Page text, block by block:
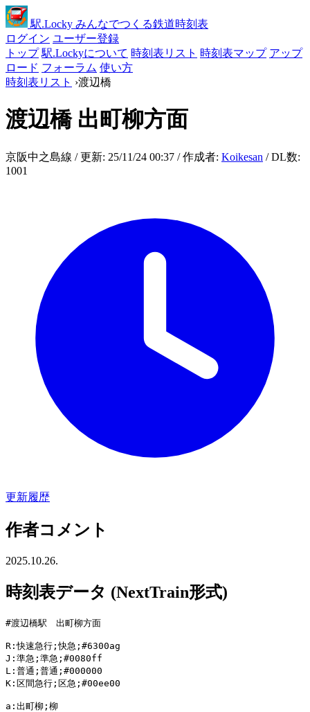
駅.Locky みんなでつくる鉄道時刻表
ログイン ユーザー登録
トップ 駅.Lockyについて 時刻表リスト 時刻表マップ アップ
ロード フォーラム 使い方
時刻表リスト ›渡辺橋
渡辺橋 出町柳方面
京阪中之島線 / 更新: 25/11/24 00:37 / 作成者: Koikesan / DL数:
1001
更新履歴
作者コメント
2025.10.26.
時刻表データ (NextTrain形式)
#渡辺橋駅　出町柳方面
R:快速急行;快急;#6300ag
J:準急;準急;#0080ff
L:普通;普通;#000000
K:区間急行;区急;#00ee00
a:出町柳;柳